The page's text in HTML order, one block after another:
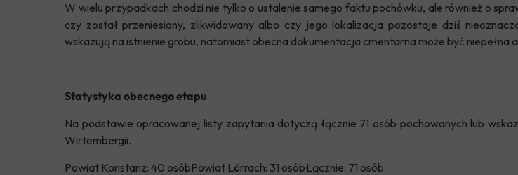
W wielu przypadkach chodzi nie tylko o ustalenie samego faktu pochówku, ale również o
czy został przeniesiony, zlikwidowany albo czy jego lokalizacja pozostaje dziś
wskazują na istnienie grobu, natomiast obecna dokumentacja cmentarna może być
Statystyka obecnego etapu
Na podstawie opracowanej listy zapytania dotyczą łącznie 71 osób pochowanych lub
Wirtembergii.
Powiat Konstanz: 40 osóbPowiat Lörrach: 31 osóbŁącznie: 71 osób